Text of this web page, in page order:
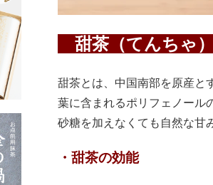
甜茶（てんちゃ
甜茶とは、中国南部を原産と
葉に含まれるポリフェノール
砂糖を加えなくても自然な甘
・甜茶の効能